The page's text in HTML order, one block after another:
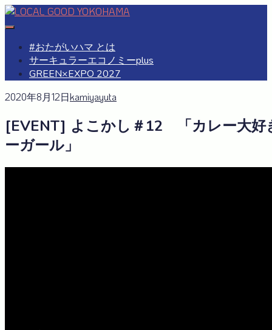
Skip
to
#おたがいハマ とは
サーキュラーエコノミーplus
GREEN×EXPO 2027
2020年8月12日kamiyayuta
[EVENT] よこかし＃12 「カレー大好
ーガール」